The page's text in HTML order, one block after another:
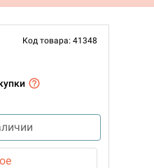
Код товара: 41348